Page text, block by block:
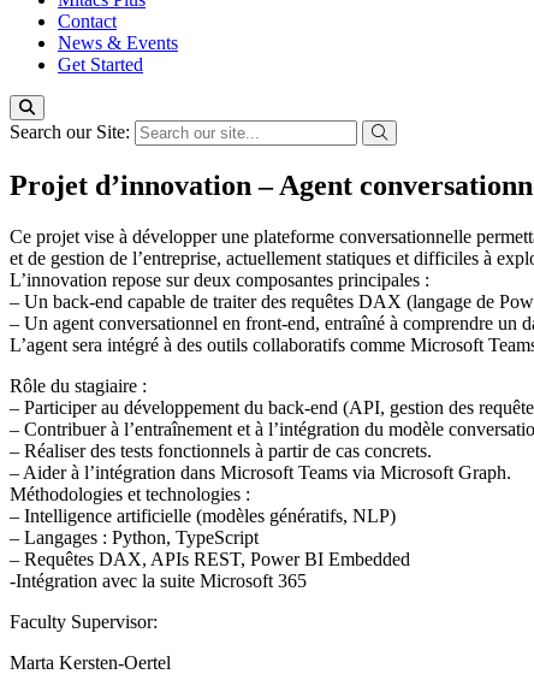
Contact
News & Events
Get Started
Search our Site:
Projet d’innovation – Agent
Ce projet vise à développer une plateforme conversationnelle
et de gestion de l’entreprise, actuellement statiques et difficiles à
L’innovation repose sur deux composantes principales :
– Un back-end capable de traiter des requêtes DAX (langage de
– Un agent conversationnel en front-end, entraîné à comprendre un
L’agent sera intégré à des outils collaboratifs comme Microsoft
Rôle du stagiaire :
– Participer au développement du back-end (API, gestion des
– Contribuer à l’entraînement et à l’intégration du modèle
– Réaliser des tests fonctionnels à partir de cas concrets.
– Aider à l’intégration dans Microsoft Teams via Microsoft Graph.
Méthodologies et technologies :
– Intelligence artificielle (modèles génératifs, NLP)
– Langages : Python, TypeScript
– Requêtes DAX, APIs REST, Power BI Embedded
-Intégration avec la suite Microsoft 365
Faculty Supervisor:
Marta Kersten-Oertel